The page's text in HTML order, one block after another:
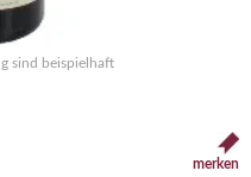
sind beispielhaft
merken